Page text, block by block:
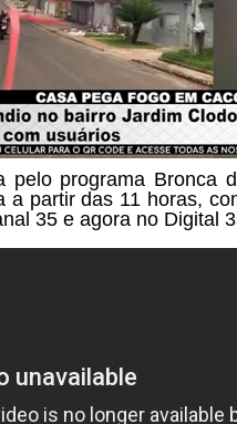
pelo programa Bronca
a partir das 11 horas,
35 e agora no Digital